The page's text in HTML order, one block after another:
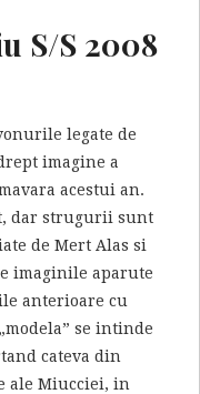
S/S 2008
legate de
imagine a
acestui an.
dar strugurii sunt
de Mert Alas si
imaginile aparute
anterioare cu
se intinde
cateva din
ale Miucciei, in